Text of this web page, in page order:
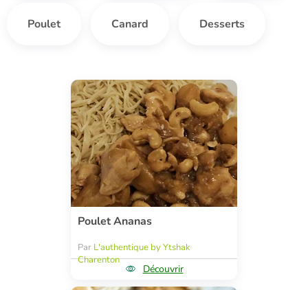
Poulet Canard Desserts
Poulet Ananas
Par L'authentique by Ytshak
Charenton
Découvrir